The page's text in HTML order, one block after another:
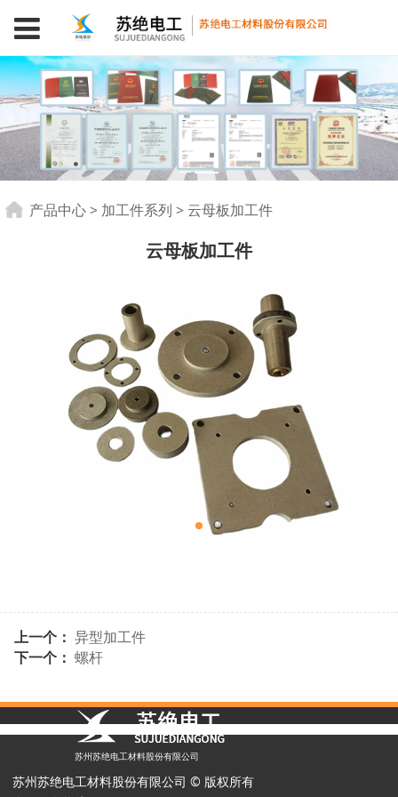
云母板加工件
产品中心> 加工件系列 > 云母板加工件
云母板加工件
上一个： 异型加工件
下一个： 螺杆
苏州苏绝电工材料股份有限公司
苏州苏绝电工材料股份有限公司 © 版权所有